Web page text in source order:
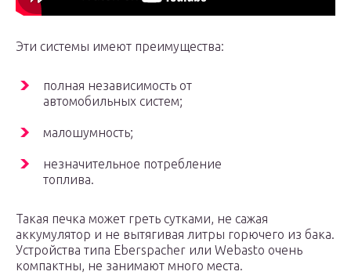
Эти системы имеют преимущества:
полная независимость от
автомобильных систем;
малошумность;
незначительное потребление
топлива.
Такая печка может греть сутками, не сажая
аккумулятор и не вытягивая литры горючего из бака.
Устройства типа Eberspacher или Webasto очень
компактны, не занимают много места.